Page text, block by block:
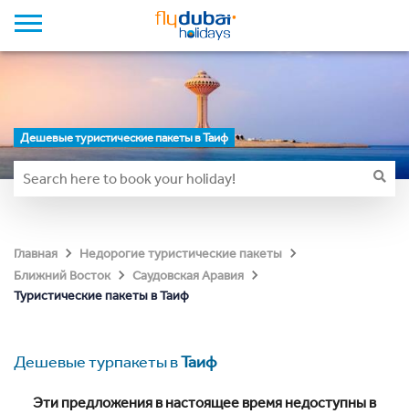
Дешевые туристические пакеты в Таиф
Главная
Недорогие туристические пакеты
Ближний Восток
Саудовская Аравия
Туристические пакеты в Таиф
Дешевые турпакеты вТаиф
Эти предложения в настоящее время недоступны в